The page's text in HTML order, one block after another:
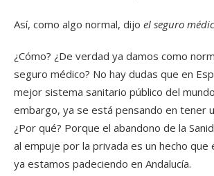
Así, como algo normal, dijo el seguro
¿Cómo? ¿De verdad ya damos como
seguro médico? No hay dudas que en
mejor sistema sanitario público del
embargo, ya se está pensando en tener
¿Por qué? Porque el abandono de la
al empuje por la privada es un hecho
ya estamos padeciendo en Andalucía.